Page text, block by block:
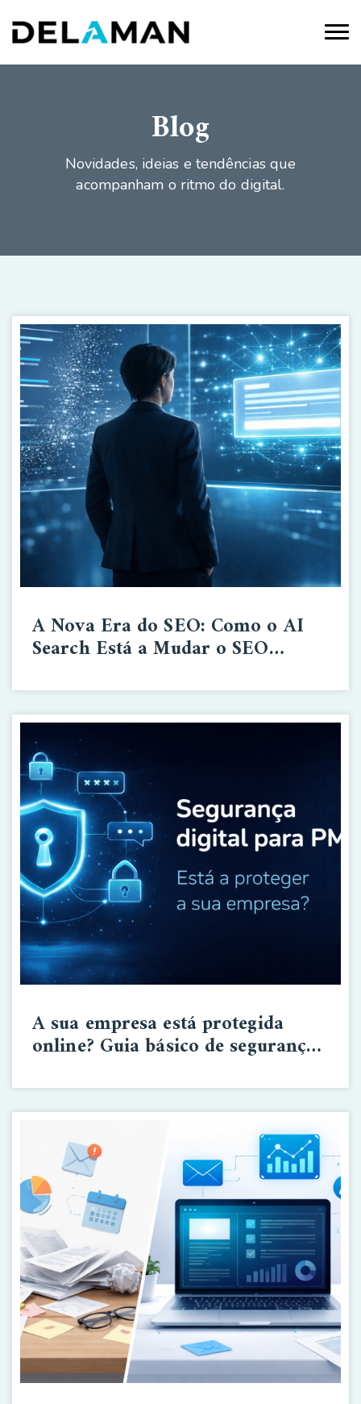
Blog
Novidades, ideias e tendências que
acompanham o ritmo do digital.
A Nova Era do SEO: Como o AI
Search Está a Mudar o SEO
A sua empresa está protegida
online? Guia básico de segurança